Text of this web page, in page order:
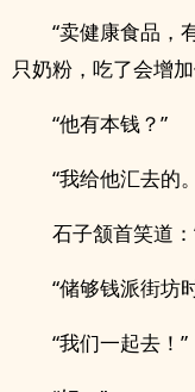
“卖健康食品，
只奶粉，吃了会增
“他有本钱？”
“我给他汇去的
石子颔首笑道
“储够钱派街坊
“我们一起去！”